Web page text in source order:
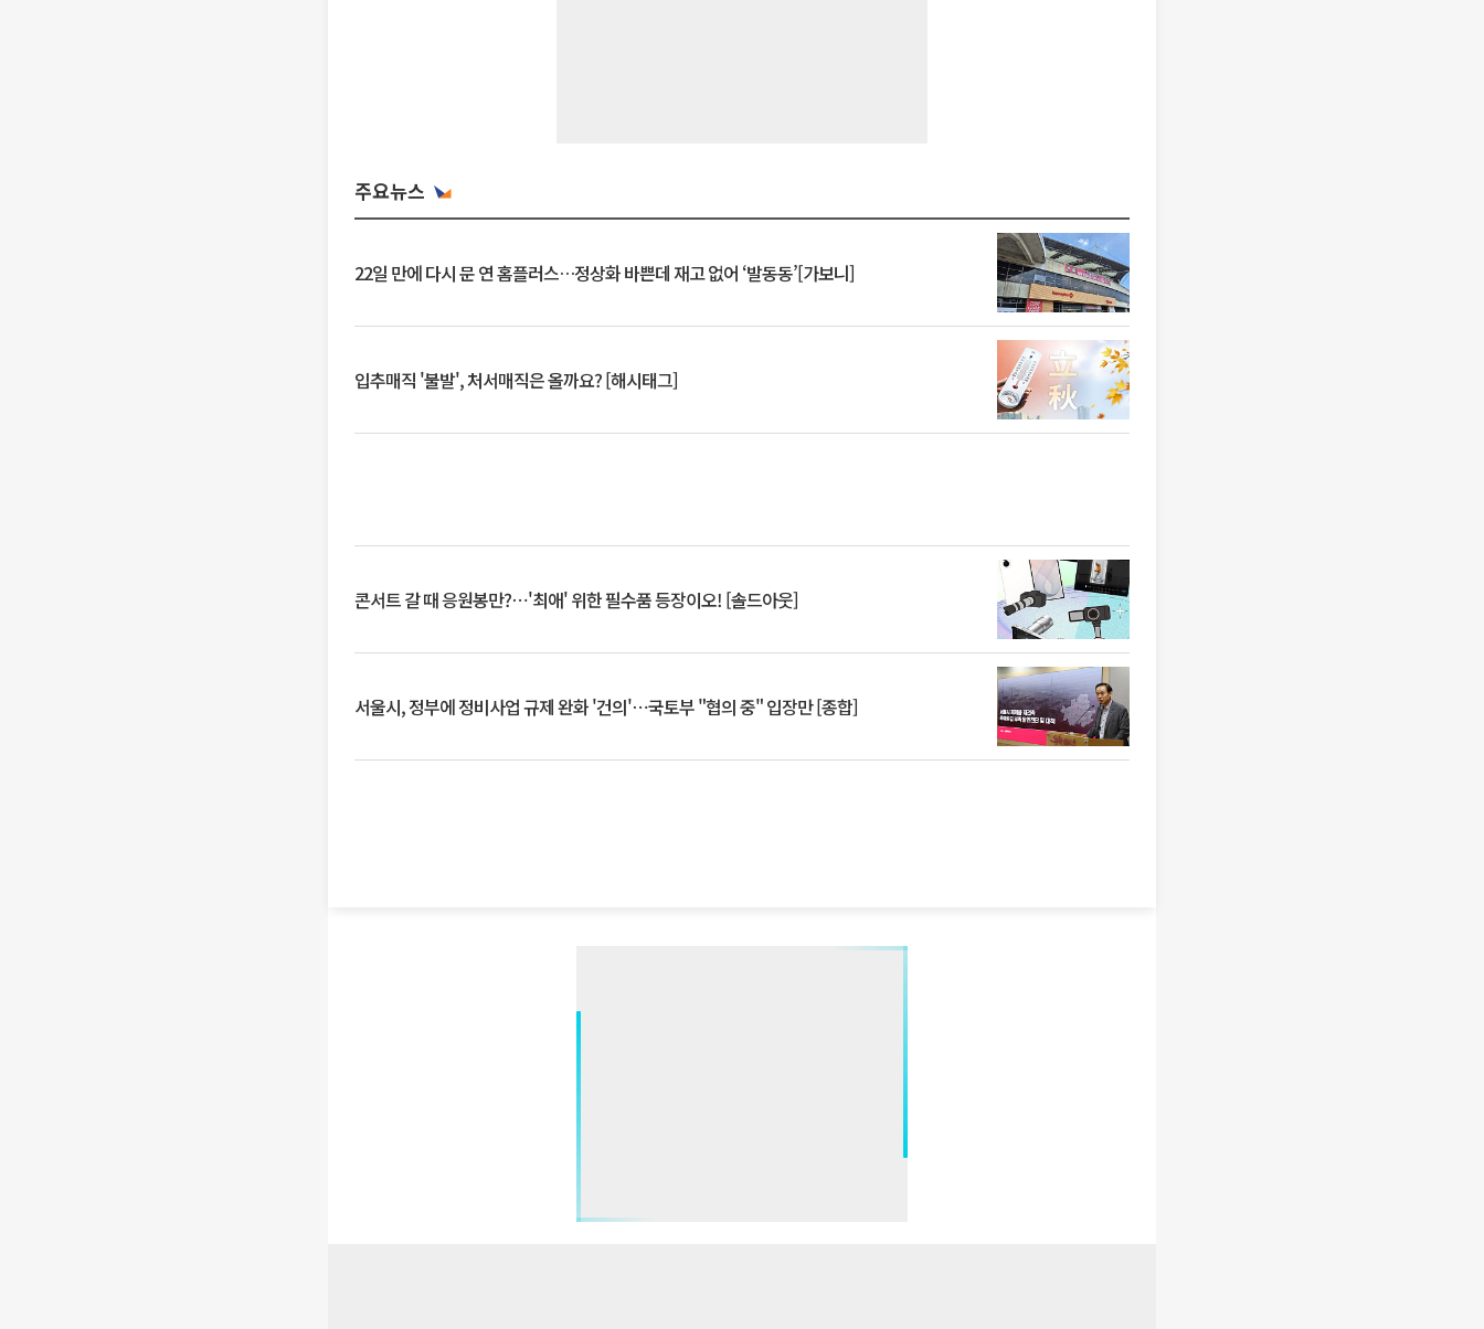
주요뉴스
22일 만에 다시 문 연 홈플러스…정상화 바쁜데 재고 없어 ‘발동동’[가보니]
입추매직 '불발', 처서매직은 올까요? [해시태그]
콘서트 갈 때 응원봉만?⋯'최애' 위한 필수품 등장이오! [솔드아웃]
서울시, 정부에 정비사업 규제 완화 '건의'⋯국토부 "협의 중" 입장만 [종합]